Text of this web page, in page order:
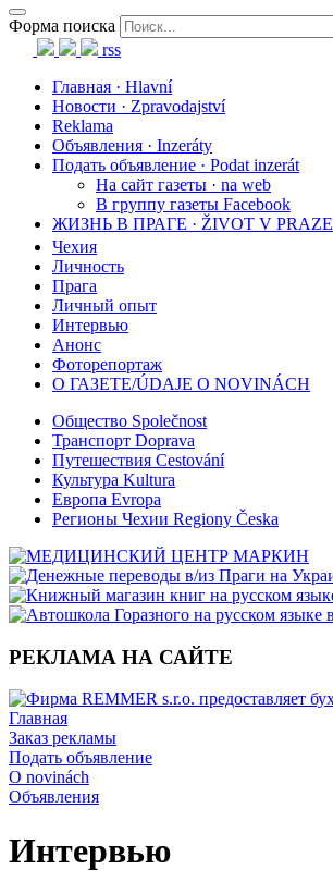
Форма поиска
rss
Главная · Hlavní
Новости · Zpravodajství
Reklama
Объявления · Inzeráty
Подать объявление · Podat inzerát
На сайт газеты · na web
В группу газеты Facebook
ЖИЗНЬ В ПРАГЕ · ŽIVOT V PRAZE
Чехия
Личность
Прага
Личный опыт
Интервью
Анонс
Фоторепортаж
О ГАЗЕТЕ/ÚDAJE O NOVINÁCH
Общество Společnost
Транспорт Doprava
Путешествия Cestování
Культура Kultura
Европа Evropa
Регионы Чехии Regiony Česka
РЕКЛАМА НА САЙТЕ
Главная
Заказ рекламы
Подать объявление
O novinách
Объявления
Интервью